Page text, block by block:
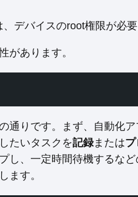
デバイスのroot権限が必
があります。
通りです。まず、自動化
たいタスクを記録または
し、一定時間待機するな
ます。